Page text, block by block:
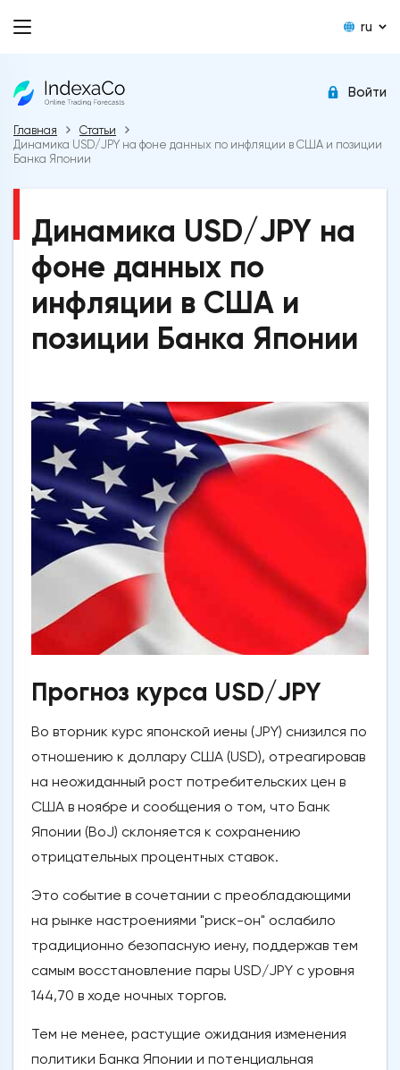
ru
Войти
Главная
Статьи
Динамика USD/JPY на фоне данных по инфляции в США и позиции
Банка Японии
Динамика USD/JPY на
фоне данных по
инфляции в США и
позиции Банка Японии
Прогноз курса USD/JPY
Во вторник курс японской иены (JPY) снизился по
отношению к доллару США (USD), отреагировав
на неожиданный рост потребительских цен в
США в ноябре и сообщения о том, что Банк
Японии (BoJ) склоняется к сохранению
отрицательных процентных ставок.
Это событие в сочетании с преобладающими
на рынке настроениями "риск-он" ослабило
традиционно безопасную иену, поддержав тем
самым восстановление пары USD/JPY с уровня
144,70 в ходе ночных торгов.
Тем не менее, растущие ожидания изменения
политики Банка Японии и потенциальная